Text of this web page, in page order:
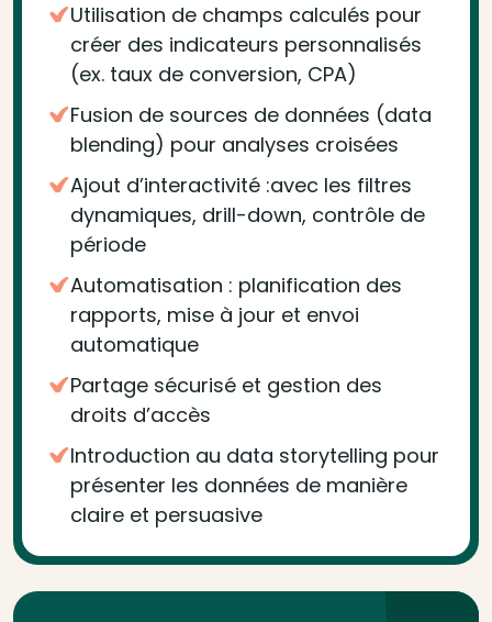
Utilisation de champs calculés pour
créer des indicateurs personnalisés
(ex. taux de conversion, CPA)
Fusion de sources de données (data
blending) pour analyses croisées
Ajout d’interactivité :avec les filtres
dynamiques, drill-down, contrôle de
période
Automatisation : planification des
rapports, mise à jour et envoi
automatique
Partage sécurisé et gestion des
droits d’accès
Introduction au data storytelling pour
présenter les données de manière
claire et persuasive